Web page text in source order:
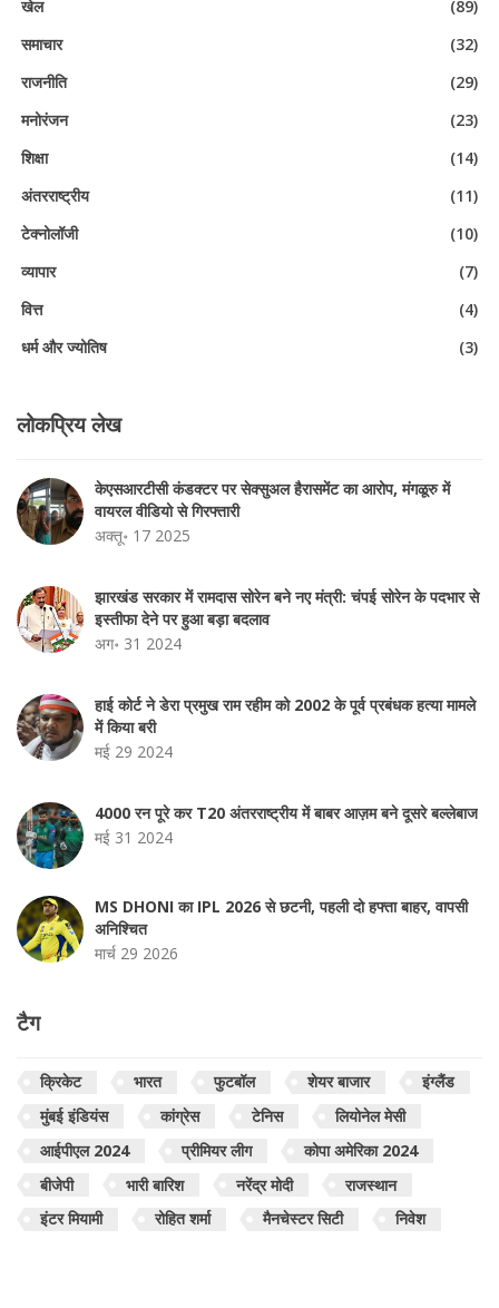
खेल
(89)
समाचार
(32)
राजनीति
(29)
मनोरंजन
(23)
शिक्षा
(14)
अंतरराष्ट्रीय
(11)
टेक्नोलॉजी
(10)
व्यापार
(7)
वित्त
(4)
धर्म और ज्योतिष
(3)
लोकप्रिय लेख
केएसआरटीसी कंडक्टर पर सेक्सुअल हैरासमेंट का आरोप, मंगळूरु में
वायरल वीडियो से गिरफ्तारी
अक्तू॰ 17 2025
झारखंड सरकार में रामदास सोरेन बने नए मंत्री: चंपई सोरेन के पदभार से
इस्तीफा देने पर हुआ बड़ा बदलाव
अग॰ 31 2024
हाई कोर्ट ने डेरा प्रमुख राम रहीम को 2002 के पूर्व प्रबंधक हत्या मामले
में किया बरी
मई 29 2024
4000 रन पूरे कर T20 अंतरराष्ट्रीय में बाबर आज़म बने दूसरे बल्लेबाज
मई 31 2024
MS DHONI का IPL 2026 से छटनी, पहली दो हफ्ता बाहर, वापसी
अनिश्चित
मार्च 29 2026
टैग
क्रिकेट भारत फुटबॉल शेयर बाजार
इंग्लैंड
मुंबई इंडियंस
कांग्रेस टेनिस
लियोनेल मेसी
आईपीएल 2024
प्रीमियर लीग
कोपा अमेरिका 2024
बीजेपी
भारी बारिश नरेंद्र मोदी
राजस्थान
इंटर मियामी
रोहित शर्मा मैनचेस्टर सिटी निवेश